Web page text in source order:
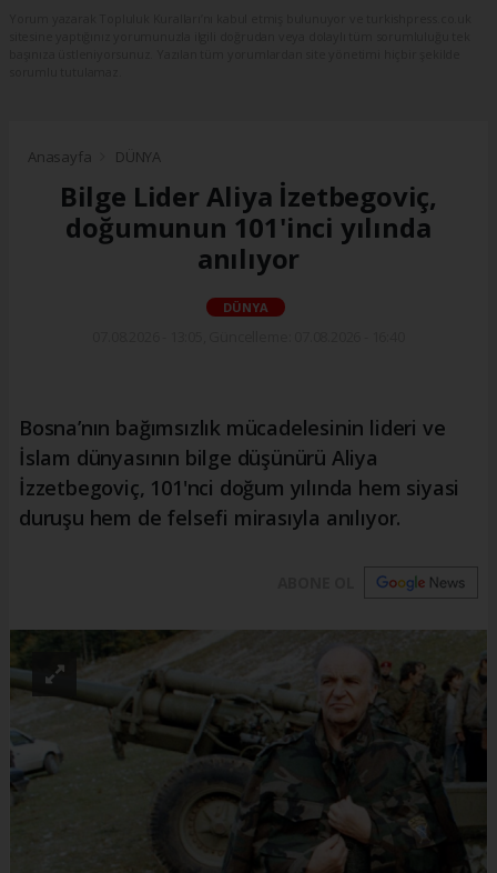
Anasayfa DÜNYA
Bilge Lider Aliya İzetbegoviç,
doğumunun 101'inci yılında
anılıyor
DÜNYA
Bosna’nın bağımsızlık mücadelesinin lideri ve
İslam dünyasının bilge düşünürü Aliya
İzzetbegoviç, 101'nci doğum yılında hem siyasi
duruşu hem de felsefi mirasıyla anılıyor.